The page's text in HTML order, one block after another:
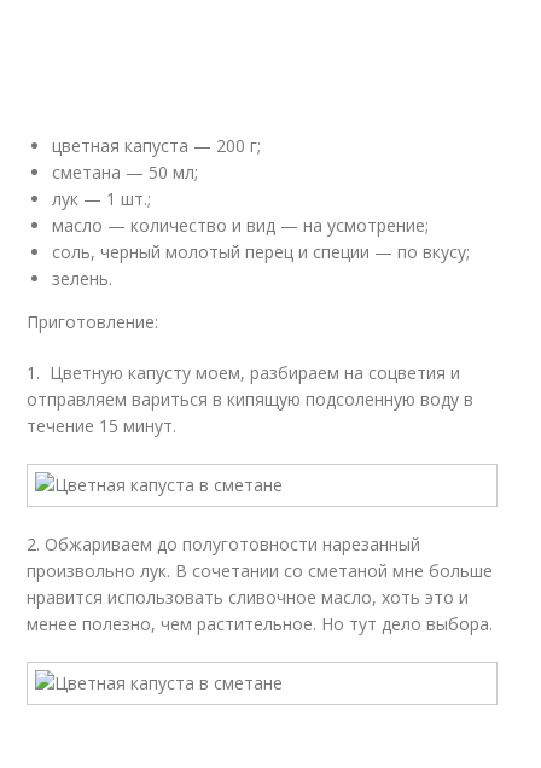
цветная капуста — 200 г;
сметана — 50 мл;
лук — 1 шт.;
масло — количество и вид — на усмотрение;
соль, черный молотый перец и специи — по вкусу;
зелень.
Приготовление:
1. Цветную капусту моем, разбираем на соцветия и
отправляем вариться в кипящую подсоленную воду в
течение 15 минут.
2. Обжариваем до полуготовности нарезанный
произвольно лук. В сочетании со сметаной мне больше
нравится использовать сливочное масло, хоть это и
менее полезно, чем растительное. Но тут дело выбора.